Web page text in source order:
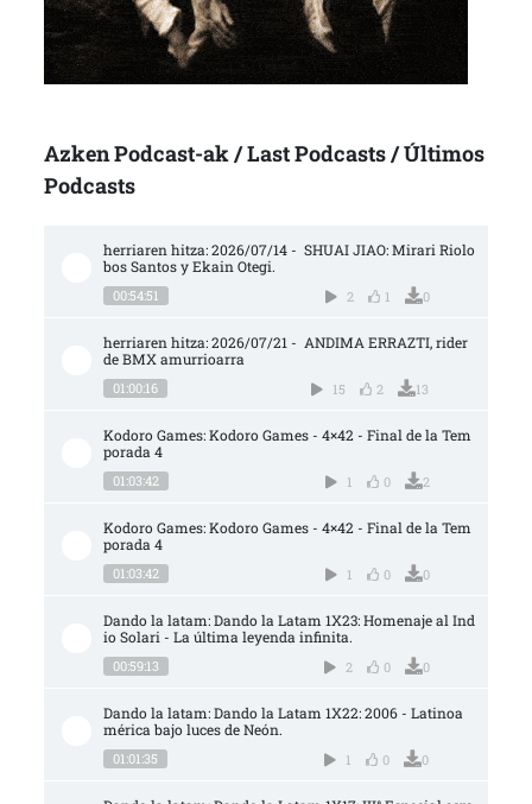
Azken Podcast-ak / Last Podcasts / Últimos
Podcasts
herriaren hitza: 2026/07/14 -  SHUAI JIAO: Mirari Riolo
bos Santos y Ekain Otegi.
00:54:51 2 1 0
herriaren hitza: 2026/07/21 -  ANDIMA ERRAZTI, rider
de BMX amurrioarra
01:00:16 15 2 13
Kodoro Games: Kodoro Games - 4×42 - Final de la Tem
porada 4
01:03:42 1 0 2
Kodoro Games: Kodoro Games - 4×42 - Final de la Tem
porada 4
01:03:42 1 0 0
Dando la latam: Dando la Latam 1X23: Homenaje al Ind
io Solari - La última leyenda infinita.
00:59:13 2 0 0
Dando la latam: Dando la Latam 1X22: 2006 - Latinoa
mérica bajo luces de Neón.
01:01:35 1 0 0